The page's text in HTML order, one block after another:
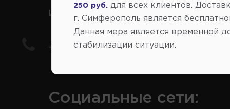
иномарки
+7(978) 206-206-8
Социальные сети:
250 руб.
для всех клиентов.
г. Симферополь является
Данная мера является временной
стабилизации ситуации.